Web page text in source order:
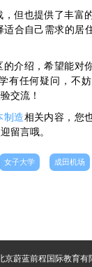
但也提供了丰富
合自己需求的居
的介绍，希望能对
有任何疑问，不
交流！
制造相关内容，您
留言哦。
女子大学 成田机场
京蔚蓝前程国际教育有